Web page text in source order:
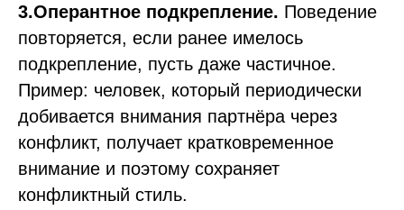
3.Оперантное подкрепление. Поведение
повторяется, если ранее имелось
подкрепление, пусть даже частичное.
Пример: человек, который периодически
добивается внимания партнёра через
конфликт, получает кратковременное
внимание и поэтому сохраняет
конфликтный стиль.